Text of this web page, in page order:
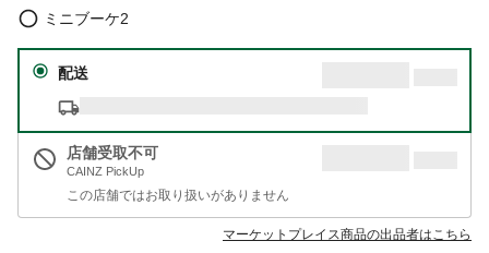
ミニブーケ2
配送
店舗受取不可
CAINZ PickUp
この店舗ではお取り扱いがありません
マーケットプレイス商品の出品者はこちら